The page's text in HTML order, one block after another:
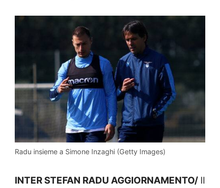
Radu insieme a Simone Inzaghi (Getty Images)
INTER STEFAN RADU AGGIORNAMENTO/ Il